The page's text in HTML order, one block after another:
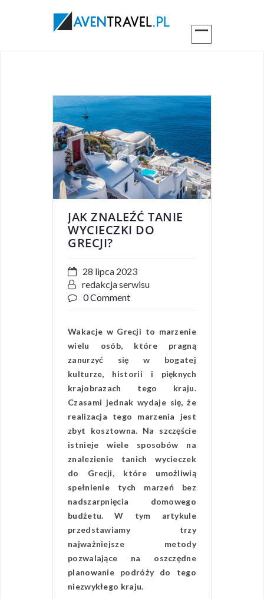
JAK ZNALEŹĆ TANIE
WYCIECZKI DO
GRECJI?
28 lipca 2023
redakcja serwisu
0 Comment
Wakacje w Grecji to marzenie
wielu osób, które pragną
zanurzyć się w bogatej
kulturze, historii i pięknych
krajobrazach tego kraju.
Czasami jednak wydaje się, że
realizacja tego marzenia jest
zbyt kosztowna. Na szczęście
istnieje wiele sposobów na
znalezienie tanich wycieczek
do Grecji, które umożliwią
spełnienie tych marzeń bez
nadszarpnięcia domowego
budżetu. W tym artykule
przedstawiamy trzy
najważniejsze metody
pozwalające na oszczędne
planowanie podróży do tego
niezwykłego kraju.